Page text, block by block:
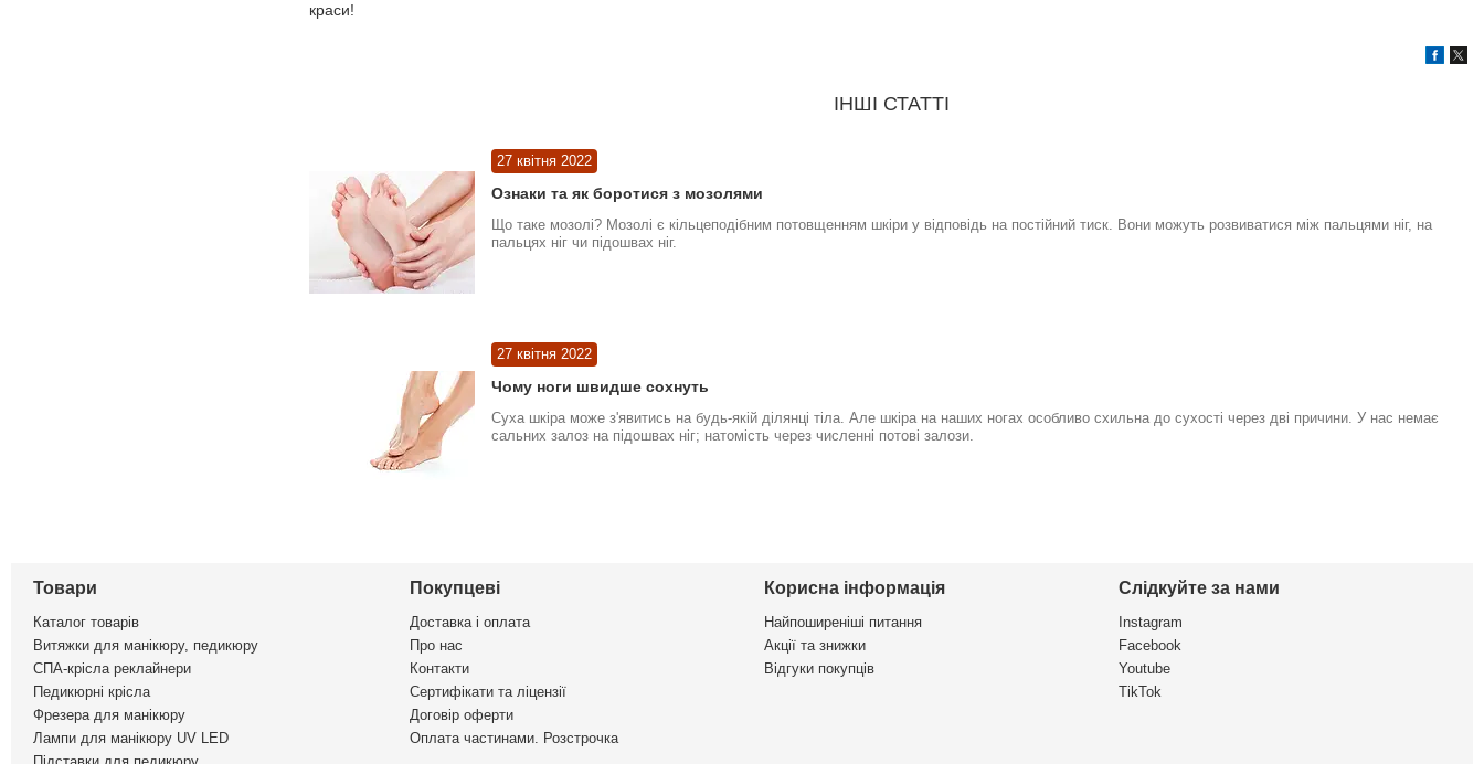
краси!
ІНШІ СТАТТІ
27 квітня 2022
Ознаки та як боротися з мозолями
Що таке мозолі? Мозолі є кільцеподібним потовщенням шкіри у відповідь на постійний тиск. Вони можуть розвиватися між пальцями ніг, на
пальцях ніг чи підошвах ніг.
27 квітня 2022
Чому ноги швидше сохнуть
Суха шкіра може з'явитись на будь-якій ділянці тіла. Але шкіра на наших ногах особливо схильна до сухості через дві причини. У нас немає
сальних залоз на підошвах ніг; натомість через численні потові залози.
Товари
Каталог товарів
Витяжки для манікюру, педикюру
СПА-крісла реклайнери
Педикюрні крісла
Фрезера для манікюру
Лампи для манікюру UV LED
Покупцеві
Доставка і оплата
Про нас
Контакти
Сертифікати та ліцензії
Договір оферти
Оплата частинами. Розстрочка
Корисна інформація
Найпоширеніші питання
Акції та знижки
Відгуки покупців
Слідкуйте за нами
Instagram
Facebook
Youtube
TikTok